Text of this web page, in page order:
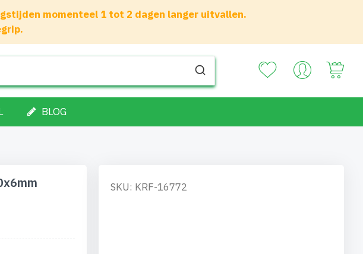
momenteel 1 tot 2 dagen langer uitvallen.
BLOG
SKU: KRF-16772